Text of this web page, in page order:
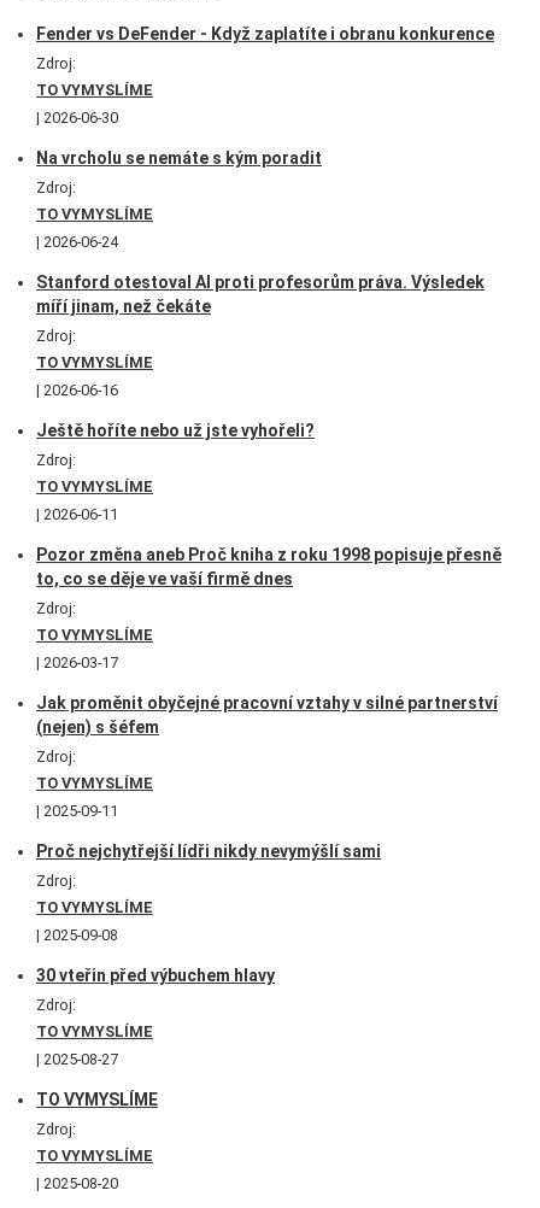
Fender vs DeFender - Když zaplatíte i obranu konkurence
Zdroj:
TO VYMYSLÍME
2026-06-30
Na vrcholu se nemáte s kým poradit
Zdroj:
TO VYMYSLÍME
2026-06-24
Stanford otestoval AI proti profesorům práva. Výsledek
míří jinam, než čekáte
Zdroj:
TO VYMYSLÍME
2026-06-16
Ještě hoříte nebo už jste vyhořeli?
Zdroj:
TO VYMYSLÍME
2026-06-11
Pozor změna aneb Proč kniha z roku 1998 popisuje přesně
to, co se děje ve vaší firmě dnes
Zdroj:
TO VYMYSLÍME
2026-03-17
Jak proměnit obyčejné pracovní vztahy v silné partnerství
(nejen) s šéfem
Zdroj:
TO VYMYSLÍME
2025-09-11
Proč nejchytřejší lídři nikdy nevymýšlí sami
Zdroj:
TO VYMYSLÍME
2025-09-08
30 vteřin před výbuchem hlavy
Zdroj:
TO VYMYSLÍME
2025-08-27
TO VYMYSLÍME
Zdroj:
TO VYMYSLÍME
2025-08-20